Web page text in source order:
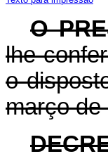
O
lhe
o
março de